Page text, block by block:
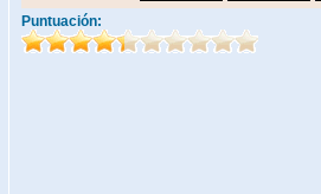
Puntuación: